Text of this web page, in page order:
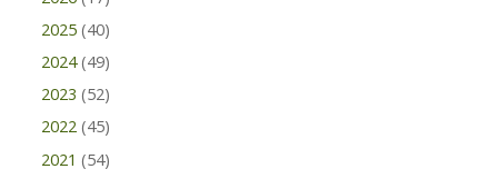
2025 (40)
2024 (49)
2023 (52)
2022 (45)
2021 (54)